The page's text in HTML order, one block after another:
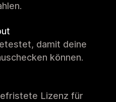
damit deine
können.
Lizenz für